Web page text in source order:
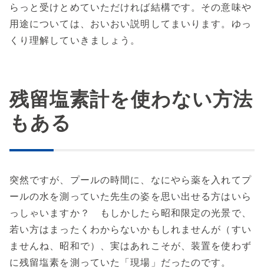
らっと受けとめていただければ結構です。その意味や
用途については、おいおい説明してまいります。ゆっ
くり理解していきましょう。
残留塩素計を使わない方法
もある
突然ですが、プールの時間に、なにやら薬を入れてプ
ールの水を測っていた先生の姿を思い出せる方はいら
っしゃいますか？ もしかしたら昭和限定の光景で、
若い方はまったくわからないかもしれませんが（すい
ませんね、昭和で）、実はあれこそが、装置を使わず
に残留塩素を測っていた「現場」だったのです。